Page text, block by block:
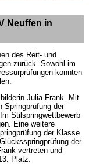
Neuffen in
des Reit- und
zurück. Sowohl im
konnten
Julia Frank. Mit
Springprüfung der
Stilspringwettbewerb
Eine weitere
der Klasse
der
vertreten und
Platz.